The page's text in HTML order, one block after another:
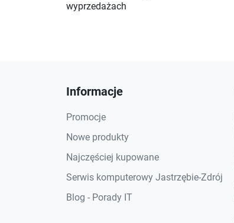
wyprzedażach
Informacje
Promocje
Nowe produkty
Najczęściej kupowane
Serwis komputerowy Jastrzębie-Zdrój
Blog - Porady IT